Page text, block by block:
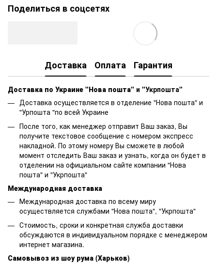
Поделиться в соцсетях
Доставка Оплата Гарантия
Доставка по Украине "Нова пошта" и "Укрпошта"
Доставка осуществляется в отделение "Нова пошта" и
"Урпошта "по всей Украине
После того, как менеджер отправит Ваш заказ, Вы
получите текстовое сообщение с номером экспресс
накладной. По этому номеру Вы сможете в любой
момент отследить Ваш заказ и узнать, когда он будет в
отделении на официальном сайте компании "Нова
пошта" и "Укрпошта"
Международная доставка
Международная доставка по всему миру
осуществляется службами "Нова пошта", "Укрпошта"
Стоимость, сроки и конкретная служба доставки
обсуждаются в индивидуальном порядке с менеджером
интернет магазина.
Самовывоз из шоу рума (Харьков)